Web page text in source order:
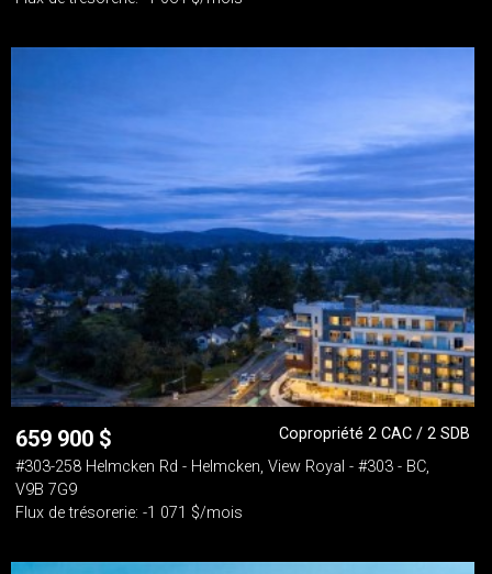
659 900 $
Copropriété 2 CAC / 2 SDB
#303-258 Helmcken Rd - Helmcken, View Royal - #303 - BC,
V9B 7G9
Flux de trésorerie: -1 071 $/mois